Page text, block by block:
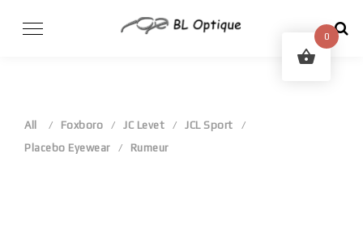
All Foxboro JC Levet
JCL Sport
Placebo Eyewear
Rumeur
0